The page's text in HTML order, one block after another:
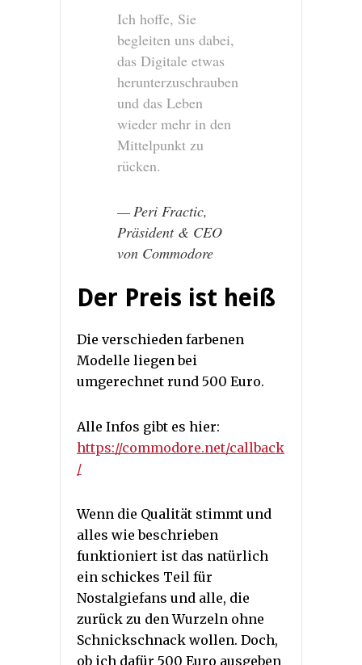
Ich hoffe, Sie
begleiten uns dabei,
das Digitale etwas
herunterzuschrauben
und das Leben
wieder mehr in den
Mittelpunkt zu
rücken.
Peri Fractic,
Präsident & CEO
von Commodore
Der Preis ist heiß
Die verschieden farbenen
Modelle liegen bei
umgerechnet rund 500 Euro.
Alle Infos gibt es hier:
https://commodore.net/callback
/
Wenn die Qualität stimmt und
alles wie beschrieben
funktioniert ist das natürlich
ein schickes Teil für
Nostalgiefans und alle, die
zurück zu den Wurzeln ohne
Schnickschnack wollen. Doch,
ob ich dafür 500 Euro ausgeben